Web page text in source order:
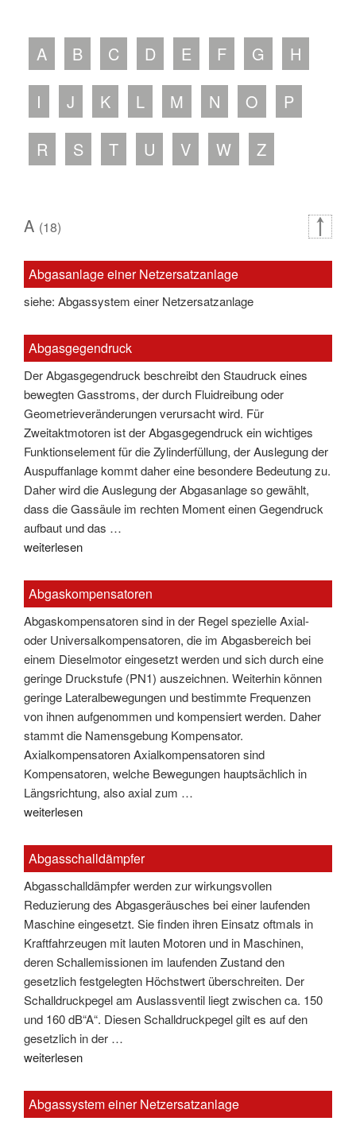
A B C D E F G H
I J K L M N O P
R S T U V W Z
A (18)
Abgasanlage einer Netzersatzanlage
siehe: Abgassystem einer Netzersatzanlage
Abgasgegendruck
Der Abgasgegendruck beschreibt den Staudruck eines
bewegten Gasstroms, der durch Fluidreibung oder
Geometrieveränderungen verursacht wird. Für
Zweitaktmotoren ist der Abgasgegendruck ein wichtiges
Funktionselement für die Zylinderfüllung, der Auslegung der
Auspuffanlage kommt daher eine besondere Bedeutung zu.
Daher wird die Auslegung der Abgasanlage so gewählt,
dass die Gassäule im rechten Moment einen Gegendruck
aufbaut und das …
"Abgasgegendruck"
weiterlesen
Abgaskompensatoren
Abgaskompensatoren sind in der Regel spezielle Axial-
oder Universalkompensatoren, die im Abgasbereich bei
einem Dieselmotor eingesetzt werden und sich durch eine
geringe Druckstufe (PN1) auszeichnen. Weiterhin können
geringe Lateralbewegungen und bestimmte Frequenzen
von ihnen aufgenommen und kompensiert werden. Daher
stammt die Namensgebung Kompensator.
Axialkompensatoren Axialkompensatoren sind
Kompensatoren, welche Bewegungen hauptsächlich in
Längsrichtung, also axial zum …
"Abgaskompensatoren"
weiterlesen
Abgasschalldämpfer
Abgasschalldämpfer werden zur wirkungsvollen
Reduzierung des Abgasgeräusches bei einer laufenden
Maschine eingesetzt. Sie finden ihren Einsatz oftmals in
Kraftfahrzeugen mit lauten Motoren und in Maschinen,
deren Schallemissionen im laufenden Zustand den
gesetzlich festgelegten Höchstwert überschreiten. Der
Schalldruckpegel am Auslassventil liegt zwischen ca. 150
und 160 dB“A“. Diesen Schalldruckpegel gilt es auf den
gesetzlich in der …
"Abgasschalldämpfer"
weiterlesen
Abgassystem einer Netzersatzanlage